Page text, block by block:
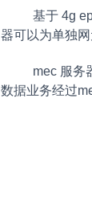
基于 4g
器可以为单独
mec 服务
数据业务经过